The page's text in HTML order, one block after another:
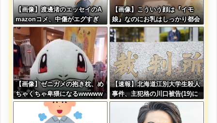
【画像】渡邊渚のエッセイのA
mazonコメ、中傷がエグすぎ
る
【画像】こういう顔は『イモ
娘』なのにお乳はしっかり都会
っ子な女子wwww
【画像】ゼニガメの抱き枕、め
ちゃくちゃ卑猥になるwwwww
ww
【速報】北海道江別大学生殺人
事件、主犯格の川口被告(19)に
無期懲役の判決←これ、妥当だ
と思う？？？？？？